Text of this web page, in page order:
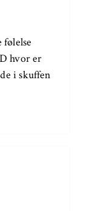
hvor er
i skuffen